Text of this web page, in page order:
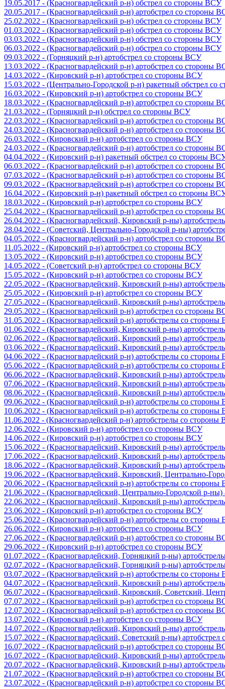
19.05.2017 - (Красногвардейский р-н) обстрел со стороны ВСУ
20.05.2017 - (Красногвардейский р-н) артобстрел со стороны
25.02.2022 - (Красногвардейский р-н) обстрел со стороны ВСУ
01.03.2022 - (Красногвардейский р-н) обстрел со стороны ВСУ
03.03.2022 - (Красногвардейский р-н) обстрел со стороны ВСУ
06.03.2022 - (Красногвардейский р-н) обстрел со стороны ВСУ
09.03.2022 - (Горняцкий р-н) артобстрел со стороны ВСУ
13.03.2022 - (Красногвардейский р-н) артобстрел со стороны
14.03.2022 - (Кировский р-н) артобстрел со стороны ВСУ
15.03.2022 - (Центрально-Городской р-н) ракетный обстрел со
16.03.2022 - (Кировский р-н) артобстрел со стороны ВСУ
18.03.2022 - (Красногвардейский р-н) артобстрел со стороны
21.03.2022 - (Горняцкий р-н) обстрел со стороны ВСУ
22.03.2022 - (Красногвардейский р-н) артобстрел со стороны
24.03.2022 - (Красногвардейский р-н) артобстрел со стороны
26.03.2022 - (Кировский р-н) артобстрел со стороны ВСУ
24.03.2022 - (Красногвардейский р-н) артобстрел со стороны
04.04.2022 - (Кировский р-н) ракетный обстрел со стороны
06.03.2022 - (Красногвардейский р-н) артобстрел со стороны
07.03.2022 - (Красногвардейский р-н) артобстрел со стороны
09.03.2022 - (Красногвардейский р-н) артобстрел со стороны
16.04.2022 - (Кировский р-н) ракетный обстрел со стороны
18.03.2022 - (Кировский р-н) артобстрел со стороны ВСУ
25.04.2022 - (Красногвардейский р-н) артобстрел со стороны
26.04.2022 - (Красногвардейский, Кировский р-ны)
28.04.2022 - (Советский, Центрально-Городской р-ны)
04.05.2022 - (Красногвардейский р-н) артобстрел со стороны
11.05.2022 - (Кировский р-н) артобстрел со стороны ВСУ
13.05.2022 - (Кировский р-н) артобстрел со стороны ВСУ
14.05.2022 - (Советский р-н) артобстрел со стороны ВСУ
15.05.2022 - (Кировский р-н) артобстрел со стороны ВСУ
22.05.2022 - (Красногвардейский, Кировский р-ны)
25.05.2022 - (Кировский р-н) артобстрел со стороны ВСУ
27.05.2022 - (Красногвардейский, Кировский р-ны)
29.05.2022 - (Красногвардейский р-н) артобстрел со стороны
31.05.2022 - (Красногвардейский р-н) артобстрелы со
01.06.2022 - (Красногвардейский, Кировский р-ны)
02.06.2022 - (Красногвардейский, Кировский р-ны)
03.06.2022 - (Красногвардейский, Кировский р-ны)
04.06.2022 - (Красногвардейский р-н) артобстрелы со
05.06.2022 - (Красногвардейский р-н) артобстрелы со
06.06.2022 - (Красногвардейский, Кировский р-ны)
07.06.2022 - (Красногвардейский, Кировский р-ны)
08.06.2022 - (Красногвардейский, Кировский р-ны)
09.06.2022 - (Красногвардейский р-н) артобстрелы со
10.06.2022 - (Красногвардейский р-н) артобстрелы со
11.06.2022 - (Красногвардейский р-н) артобстрелы со стороны
12.06.2022 - (Кировский р-н) артобстрел со стороны ВСУ
14.06.2022 - (Кировский р-н) артобстрел со стороны ВСУ
15.06.2022 - (Красногвардейский, Кировский р-ны)
17.06.2022 - (Красногвардейский, Кировский р-ны)
18.06.2022 - (Красногвардейский, Кировский р-ны)
19.06.2022 - (Красногвардейский, Кировский, Центрально-
20.06.2022 - (Красногвардейский р-н) артобстрелы со
21.06.2022 - (Красногвардейский, Центрально-Городской р-
22.06.2022 - (Красногвардейский, Кировский р-ны)
23.06.2022 - (Кировский р-н) артобстрел со стороны ВСУ
25.06.2022 - (Красногвардейский р-н) артобстрелы со
26.06.2022 - (Кировский р-н) артобстрел со стороны ВСУ
27.06.2022 - (Красногвардейский р-н) артобстрел со стороны
29.06.2022 - (Кировский р-н) артобстрел со стороны ВСУ
01.07.2022 - (Красногвардейский, Горняцкий р-ны)
02.07.2022 - (Красногвардейский, Горняцкий р-ны)
03.07.2022 - (Красногвардейский р-н) артобстрелы со
04.07.2022 - (Красногвардейский, Кировский р-ны)
06.07.2022 - (Красногвардейский, Кировский, Советский,
07.07.2022 - (Красногвардейский р-н) артобстрел со стороны
12.07.2022 - (Красногвардейский р-н) артобстрел со стороны
13.07.2022 - (Кировский р-н) артобстрел со стороны ВСУ
14.07.2022 - (Красногвардейский, Кировский р-ны)
15.07.2022 - (Красногвардейский, Советский р-ны)
16.07.2022 - (Красногвардейский р-н) артобстрел со стороны
16.07.2022 - (Красногвардейский, Кировский р-ны)
20.07.2022 - (Красногвардейский, Кировский р-ны)
21.07.2022 - (Красногвардейский р-н) артобстрел со стороны
23.07.2022 - (Красногвардейский р-н) артобстрел со стороны